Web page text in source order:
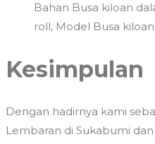
Bahan Busa kiloan
roll, Model Busa
Kesimpulan
Dengan hadirnya kami
Lembaran di Sukabumi